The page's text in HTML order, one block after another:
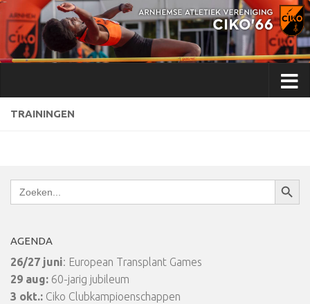
Doorgaan naar inhoud
TRAININGEN
Zoek
naar:
AGENDA
26/27 juni: European Transplant Games
29 aug: 60-jarig jubileum
3 okt.: Ciko Clubkampioenschappen